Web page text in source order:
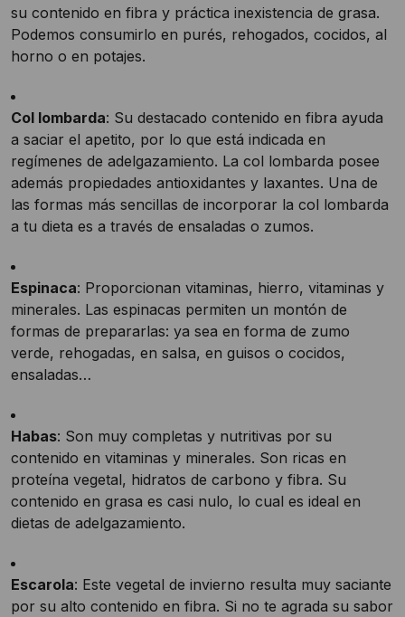
su contenido en fibra y práctica inexistencia de grasa.
Podemos consumirlo en purés, rehogados, cocidos, al
horno o en potajes.
Col lombarda: Su destacado contenido en fibra ayuda
a saciar el apetito, por lo que está indicada en
regímenes de adelgazamiento. La col lombarda posee
además propiedades antioxidantes y laxantes. Una de
las formas más sencillas de incorporar la col lombarda
a tu dieta es a través de ensaladas o zumos.
Espinaca: Proporcionan vitaminas, hierro, vitaminas y
minerales. Las espinacas permiten un montón de
formas de prepararlas: ya sea en forma de zumo
verde, rehogadas, en salsa, en guisos o cocidos,
ensaladas…
Habas: Son muy completas y nutritivas por su
contenido en vitaminas y minerales. Son ricas en
proteína vegetal, hidratos de carbono y fibra. Su
contenido en grasa es casi nulo, lo cual es ideal en
dietas de adelgazamiento.
Escarola: Este vegetal de invierno resulta muy saciante
por su alto contenido en fibra. Si no te agrada su sabor